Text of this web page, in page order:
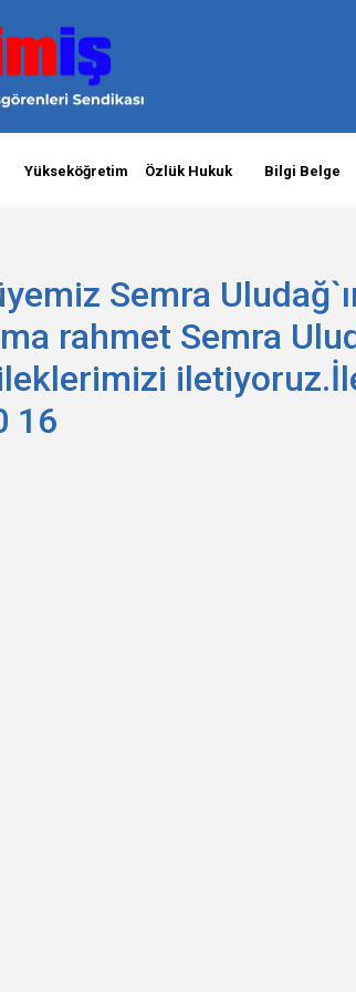
Yükseköğretim Özlük Hukuk Bilgi Belge
Semra
rahmet Semra
16